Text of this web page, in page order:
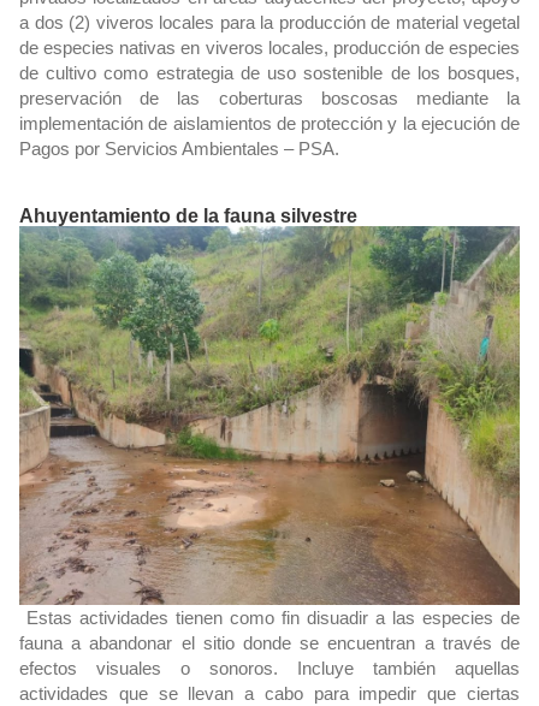
a dos (2) viveros locales para la producción de material vegetal
de especies nativas en viveros locales, producción de especies
de cultivo como estrategia de uso sostenible de los bosques,
preservación de las coberturas boscosas mediante la
implementación de aislamientos de protección y la ejecución de
Pagos por Servicios Ambientales – PSA.
Ahuyentamiento de la fauna silvestre
Estas actividades tienen como fin disuadir a las especies de
fauna a abandonar el sitio donde se encuentran a través de
efectos visuales o sonoros. Incluye también aquellas
actividades que se llevan a cabo para impedir que ciertas